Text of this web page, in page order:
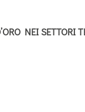
NEI SETTORI